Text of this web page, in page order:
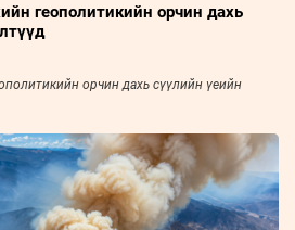
геополитикийн орчин дахь
орчин дахь сүүлийн үеийн